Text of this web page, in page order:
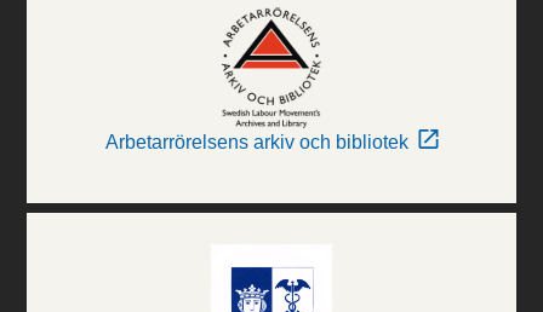
Arbetarrörelsens arkiv och bibliotek